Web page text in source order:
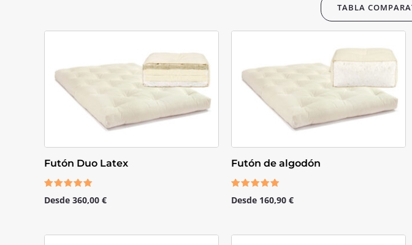
TABLA
Futón Duo Latex
Valorado
con
Desde 360,00 €
Futón de algodón
Valorado
con
Desde 160,90 €